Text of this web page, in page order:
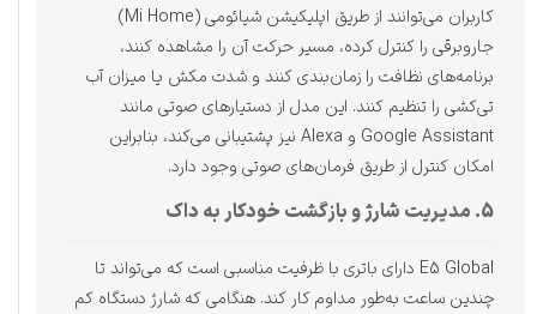
کاربران می‌توانند از طریق اپلیکیشن شیائومی (Mi Home)
جاروبرقی را کنترل کرده، مسیر حرکت آن را مشاهده کنند،
برنامه‌های نظافت را زمان‌بندی کنند و شدت مکش یا میزان آب
تی‌کشی را تنظیم کنند. این مدل از دستیارهای صوتی مانند
Google Assistant و Alexa نیز پشتیبانی می‌کند، بنابراین
امکان کنترل از طریق فرمان‌های صوتی وجود دارد.
5. مدیریت شارژ و بازگشت خودکار به داک
E5 Global دارای باتری با ظرفیت مناسبی است که می‌تواند تا
چندین ساعت به‌طور مداوم کار کند. هنگامی که شارژ دستگاه کم